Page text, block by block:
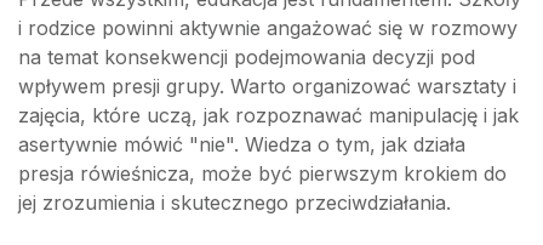
i rodzice powinni aktywnie angażować się w rozmowy
na temat konsekwencji podejmowania decyzji pod
wpływem presji grupy. Warto organizować warsztaty i
zajęcia, które uczą, jak rozpoznawać manipulację i jak
asertywnie mówić "nie". Wiedza o tym, jak działa
presja rówieśnicza, może być pierwszym krokiem do
jej zrozumienia i skutecznego przeciwdziałania.